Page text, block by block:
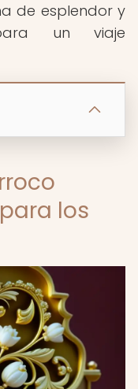
de esplendor y
para un viaje
los